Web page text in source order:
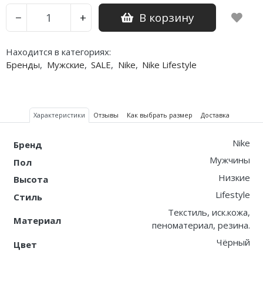
− + В корзину
Находится в категориях:
Бренды, Мужские, SALE, Nike, Nike Lifestyle
Характеристики Отзывы Как выбрать размер Доставка
Бренд
Nike
Пол
Мужчины
Высота
Низкие
Стиль
Lifestyle
Материал
Текстиль, иск.кожа,
пеноматериал, резина.
Цвет
Чёрный
Air Jordan 13
Air Jordan 15